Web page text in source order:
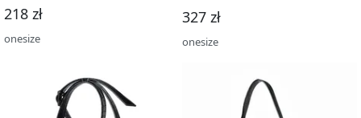
218 zł
onesize
327 zł
onesize